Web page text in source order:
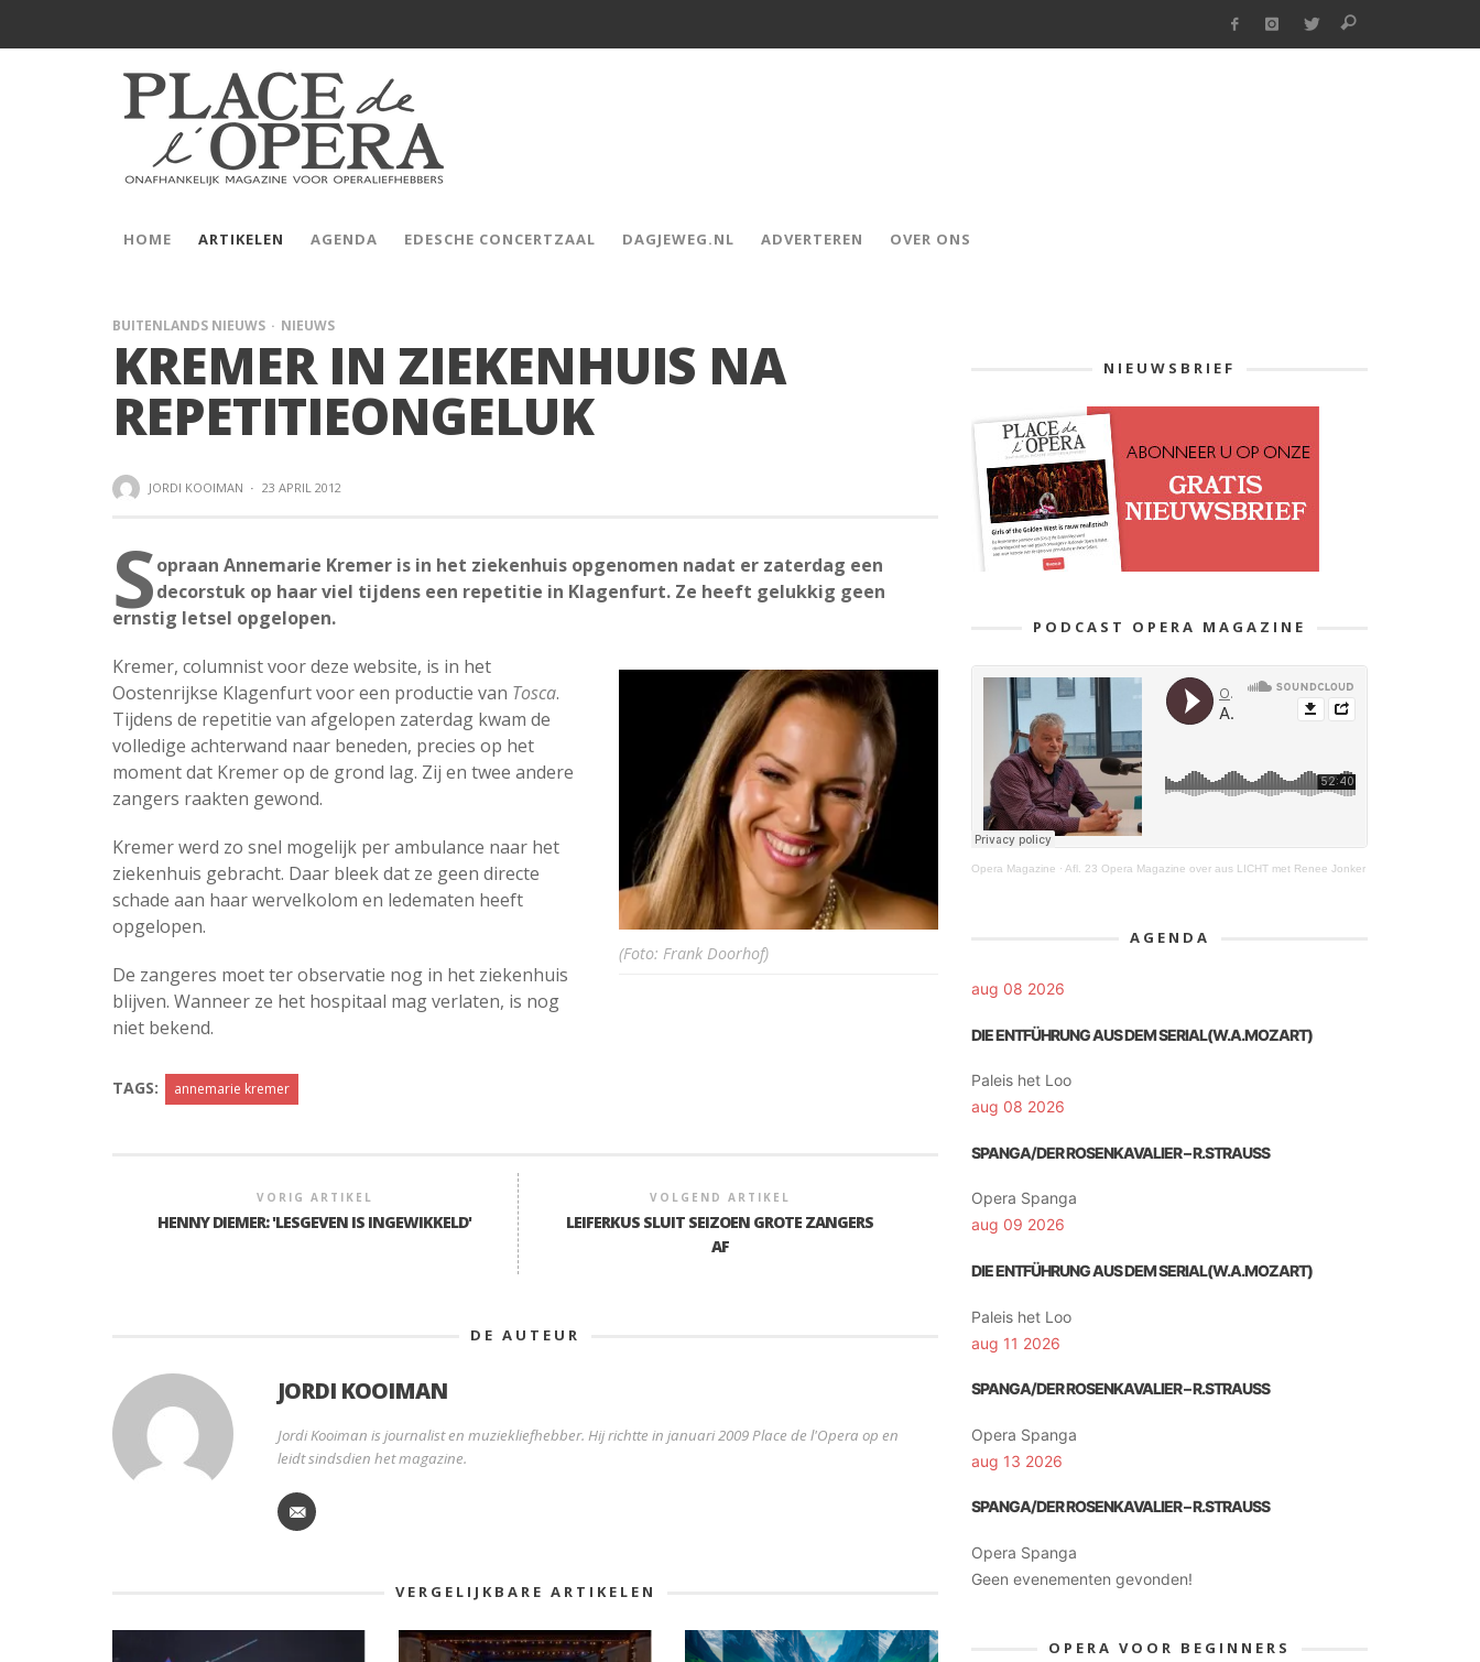
HOME ARTIKELEN AGENDA EDESCHE CONCERTZAAL DAGJEWEG.NL ADVERTEREN OVER ONS
BUITENLANDS NIEUWS NIEUWS
KREMER IN ZIEKENHUIS NA
REPETITIEONGELUK
JORDI KOOIMAN · 23 APRIL 2012
Sopraan Annemarie Kremer is in het ziekenhuis opgenomen nadat er zaterdag een
decorstuk op haar viel tijdens een repetitie in Klagenfurt. Ze heeft gelukkig geen
ernstig letsel opgelopen.
(Foto: Frank Doorhof)
Kremer, columnist voor deze website, is in het
Oostenrijkse Klagenfurt voor een productie van Tosca.
Tijdens de repetitie van afgelopen zaterdag kwam de
volledige achterwand naar beneden, precies op het
moment dat Kremer op de grond lag. Zij en twee andere
zangers raakten gewond.
Kremer werd zo snel mogelijk per ambulance naar het
ziekenhuis gebracht. Daar bleek dat ze geen directe
schade aan haar wervelkolom en ledematen heeft
opgelopen.
De zangeres moet ter observatie nog in het ziekenhuis
blijven. Wanneer ze het hospitaal mag verlaten, is nog
niet bekend.
TAGS: annemarie kremer
VORIG ARTIKEL
HENNY DIEMER: 'LESGEVEN IS INGEWIKKELD'
VOLGEND ARTIKEL
LEIFERKUS SLUIT SEIZOEN GROTE ZANGERS
AF
DE AUTEUR
JORDI KOOIMAN
Jordi Kooiman is journalist en muziekliefhebber. Hij richtte in januari 2009 Place de l'Opera op en
leidt sindsdien het magazine.
VERGELIJKBARE ARTIKELEN
NIEUWSBRIEF
PODCAST OPERA MAGAZINE
Opera Magazine · Afl. 23 Opera Magazine over aus LICHT met Renee Jonker
AGENDA
aug 08 2026
DIE ENTFÜHRUNG AUS DEM SERIAL(W.A.MOZART)
Paleis het Loo
aug 08 2026
SPANGA/DER ROSENKAVALIER – R.STRAUSS
Opera Spanga
aug 09 2026
DIE ENTFÜHRUNG AUS DEM SERIAL(W.A.MOZART)
Paleis het Loo
aug 11 2026
SPANGA/DER ROSENKAVALIER – R.STRAUSS
Opera Spanga
aug 13 2026
SPANGA/DER ROSENKAVALIER – R.STRAUSS
Opera Spanga
Geen evenementen gevonden!
OPERA VOOR BEGINNERS